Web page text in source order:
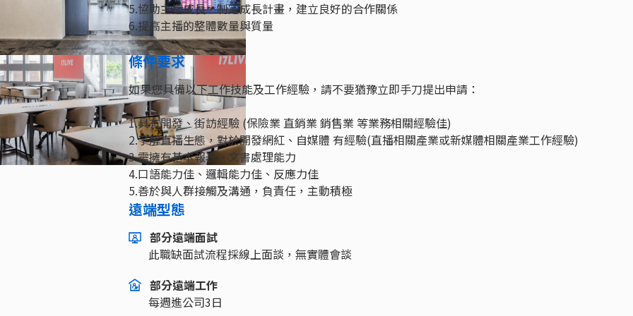
5.協助主播成長，制定成長計畫，建立良好的合作關係
6.提高主播的整體數量與質量
條件要求
如果您具備以下工作技能及工作經驗，請不要猶豫立即手刀提出申請：
1.具有開發、街訪經驗 (保險業 直銷業 銷售業 等業務相關經驗佳)
2.了解直播生態，對於開發網紅、自媒體 有經驗(直播相關產業或新媒體相關產業工作經驗)
3.需擁有基本報表、文書處理能力
4.口語能力佳、邏輯能力佳、反應力佳
5.善於與人群接觸及溝通，負責任，主動積極
遠端型態
部分遠端面試
此職缺面試流程採線上面談，無實體會談
部分遠端工作
每週進公司3日